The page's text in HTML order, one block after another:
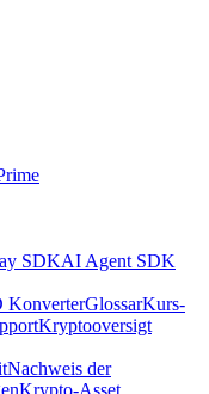
SDKAI Agent SDK
KonverterGlossarKurs-
Kryptooversigt
Nachweis der
Krypto-Asset